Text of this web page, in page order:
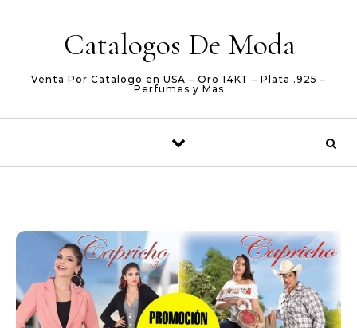
Catalogos De Moda
Venta Por Catalogo en USA – Oro 14KT – Plata .925 –
Perfumes y Mas